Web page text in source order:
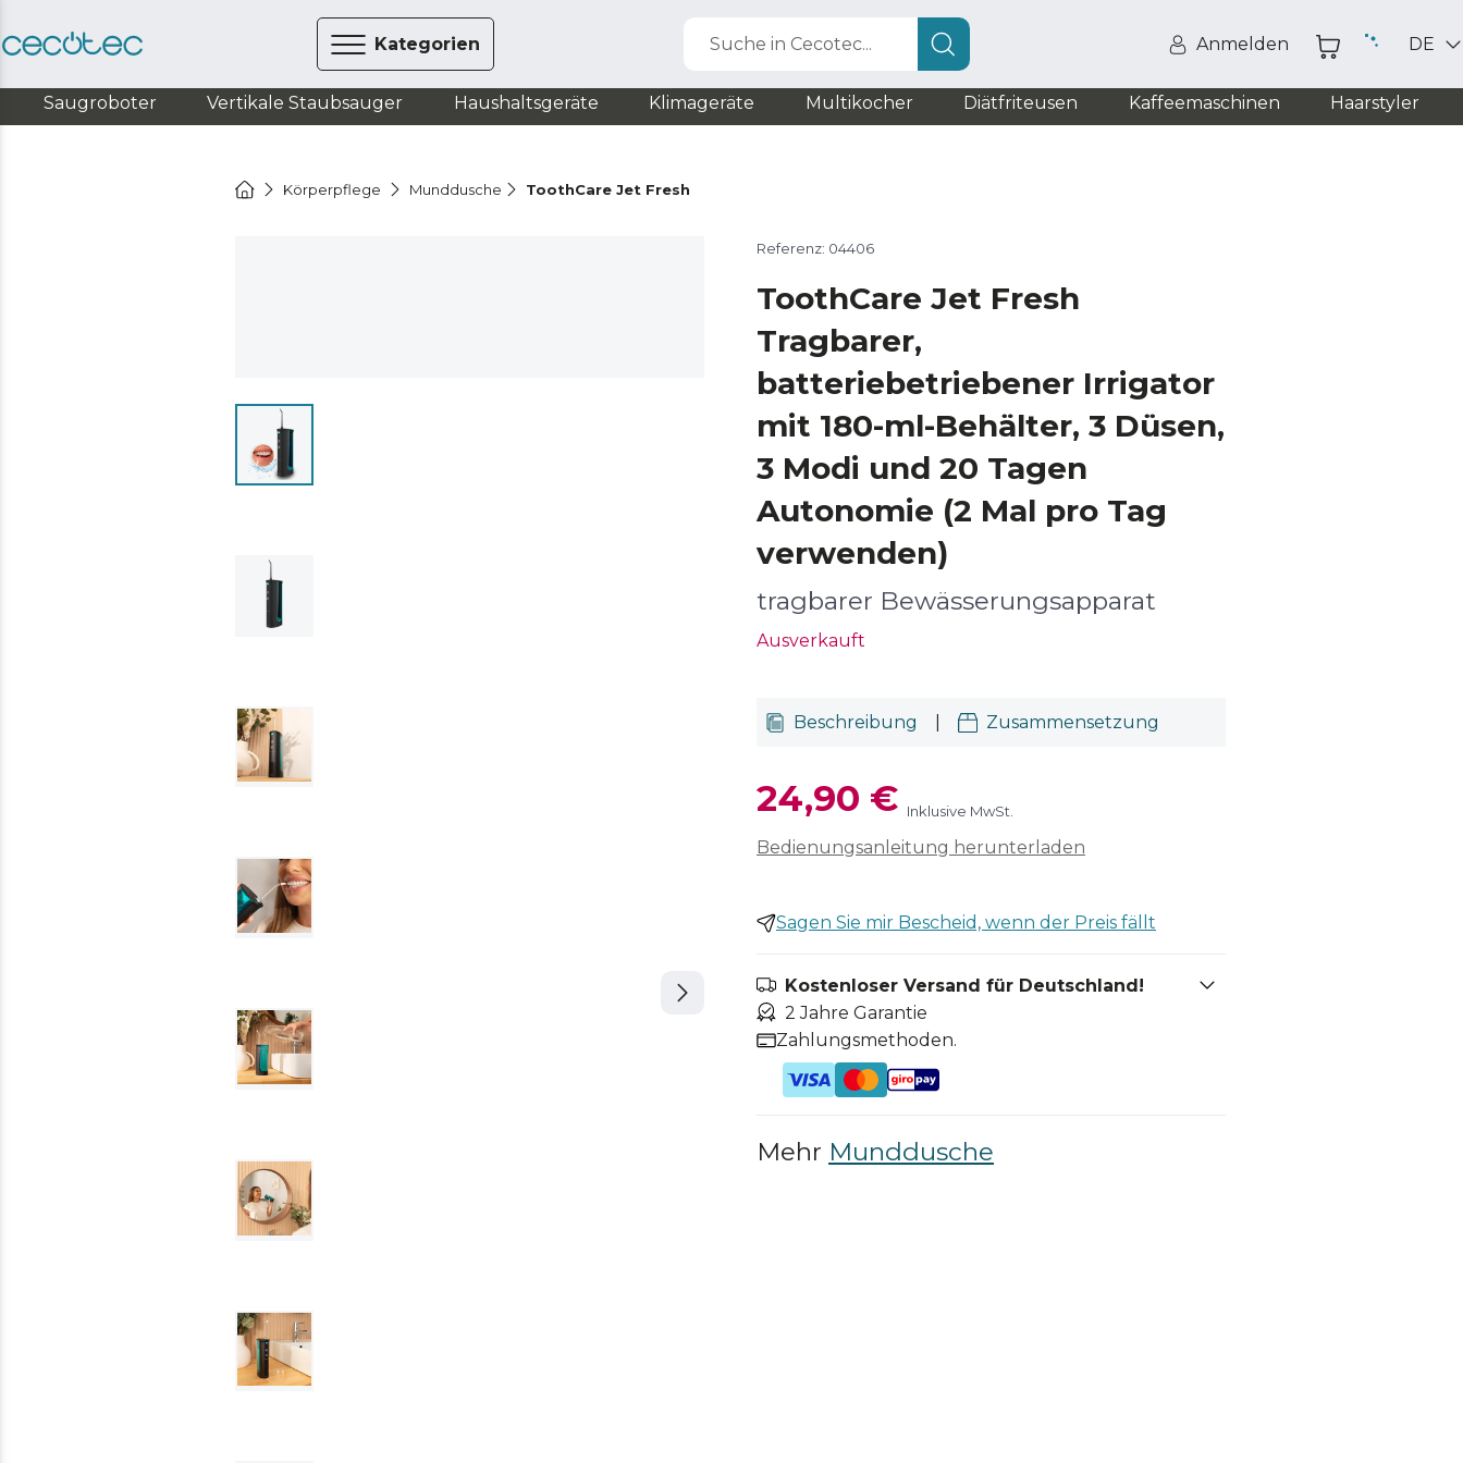
Kategorien Suche in Cecotec... Anmelden DE
Saugroboter Vertikale Staubsauger Haushaltsgeräte Klimageräte Multikocher Diätfriteusen Kaffeemaschinen Haarstyler
Körperpflege Munddusche ToothCare Jet Fresh
Referenz: 04406
ToothCare Jet Fresh
Tragbarer,
batteriebetriebener Irrigator
mit 180-ml-Behälter, 3 Düsen,
3 Modi und 20 Tagen
Autonomie (2 Mal pro Tag
verwenden)
tragbarer Bewässerungsapparat
Ausverkauft
Beschreibung Zusammensetzung
24,90 € Inklusive MwSt.
Bedienungsanleitung herunterladen
Sagen Sie mir Bescheid, wenn der Preis fällt
Kostenloser Versand für Deutschland!
2 Jahre Garantie
Zahlungsmethoden.
Mehr Munddusche